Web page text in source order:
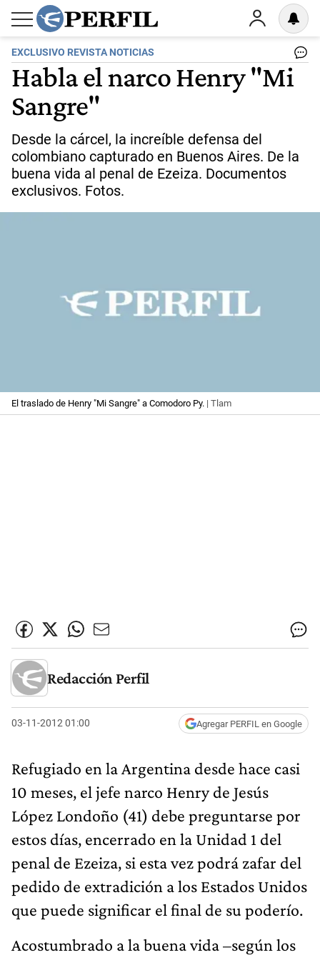
EXCLUSIVO REVISTA NOTICIAS
Habla el narco Henry "Mi
Sangre"
Desde la cárcel, la increíble defensa del
colombiano capturado en Buenos Aires. De la
buena vida al penal de Ezeiza. Documentos
exclusivos. Fotos.
El traslado de Henry "Mi Sangre" a Comodoro Py. | Tlam
Redacción Perfil
03-11-2012 01:00 Agregar PERFIL en Google
Refugiado en la Argentina desde hace casi
10 meses, el jefe narco Henry de Jesús
López Londoño (41) debe preguntarse por
estos días, encerrado en la Unidad 1 del
penal de Ezeiza, si esta vez podrá zafar del
pedido de extradición a los Estados Unidos
que puede significar el final de su poderío.
Acostumbrado a la buena vida –según los